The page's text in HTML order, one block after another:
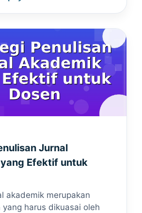
Jurnal
Efektif untuk
akademik merupakan
yang harus dikuasai oleh